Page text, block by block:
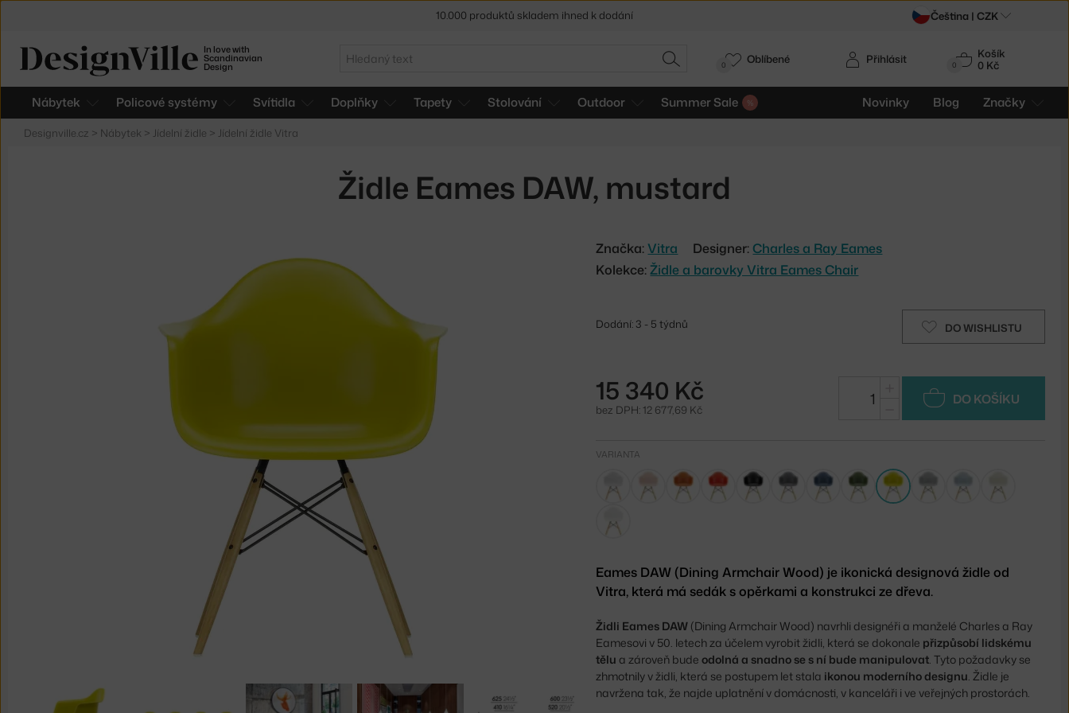
In love with
Scandinavian
Design
Hledat
HLEDAT 0
Košík
0 Kč
Nábytek Policové systémy Svítidla Doplňky Tapety Stolování Outdoor Summer Sale Novinky Blog Značky
Přihlásit
0 Oblíbené
Designville.cz > Nábytek > Jídelní židle > Jídelní židle Vitra
Židle Eames DAW, mustard
Značka:Vitra Designer:Charles a Ray Eames
Kolekce:Židle a barovky Vitra Eames Chair
DO WISHLISTU
Dodání: 3 - 5 týdnů
15 340 Kč
bez DPH: 12 677,69 Kč
DO KOŠÍKU
VARIANTA
Eames DAW (Dining Armchair Wood) je ikonická designová židle od
Vitra, která má sedák s opěrkami a konstrukci ze dřeva.
Židli Eames DAW (Dining Armchair Wood) navrhli designéři a manželé Charles a Ray
Eamesovi v 50. letech za účelem vyrobit židli, která se dokonale přizpůsobí lidskému
tělu a zároveň budeodolná a snadno se s ní bude manipulovat . Tyto požadavky se
zhmotnily v židli, která se postupem let stala ikonou moderního designu . Židle je
navržena tak, že najde uplatnění v domácnosti, v kanceláři i ve veřejných prostorách.
10.000 produktů skladem ihned k dodání Čeština | CZK